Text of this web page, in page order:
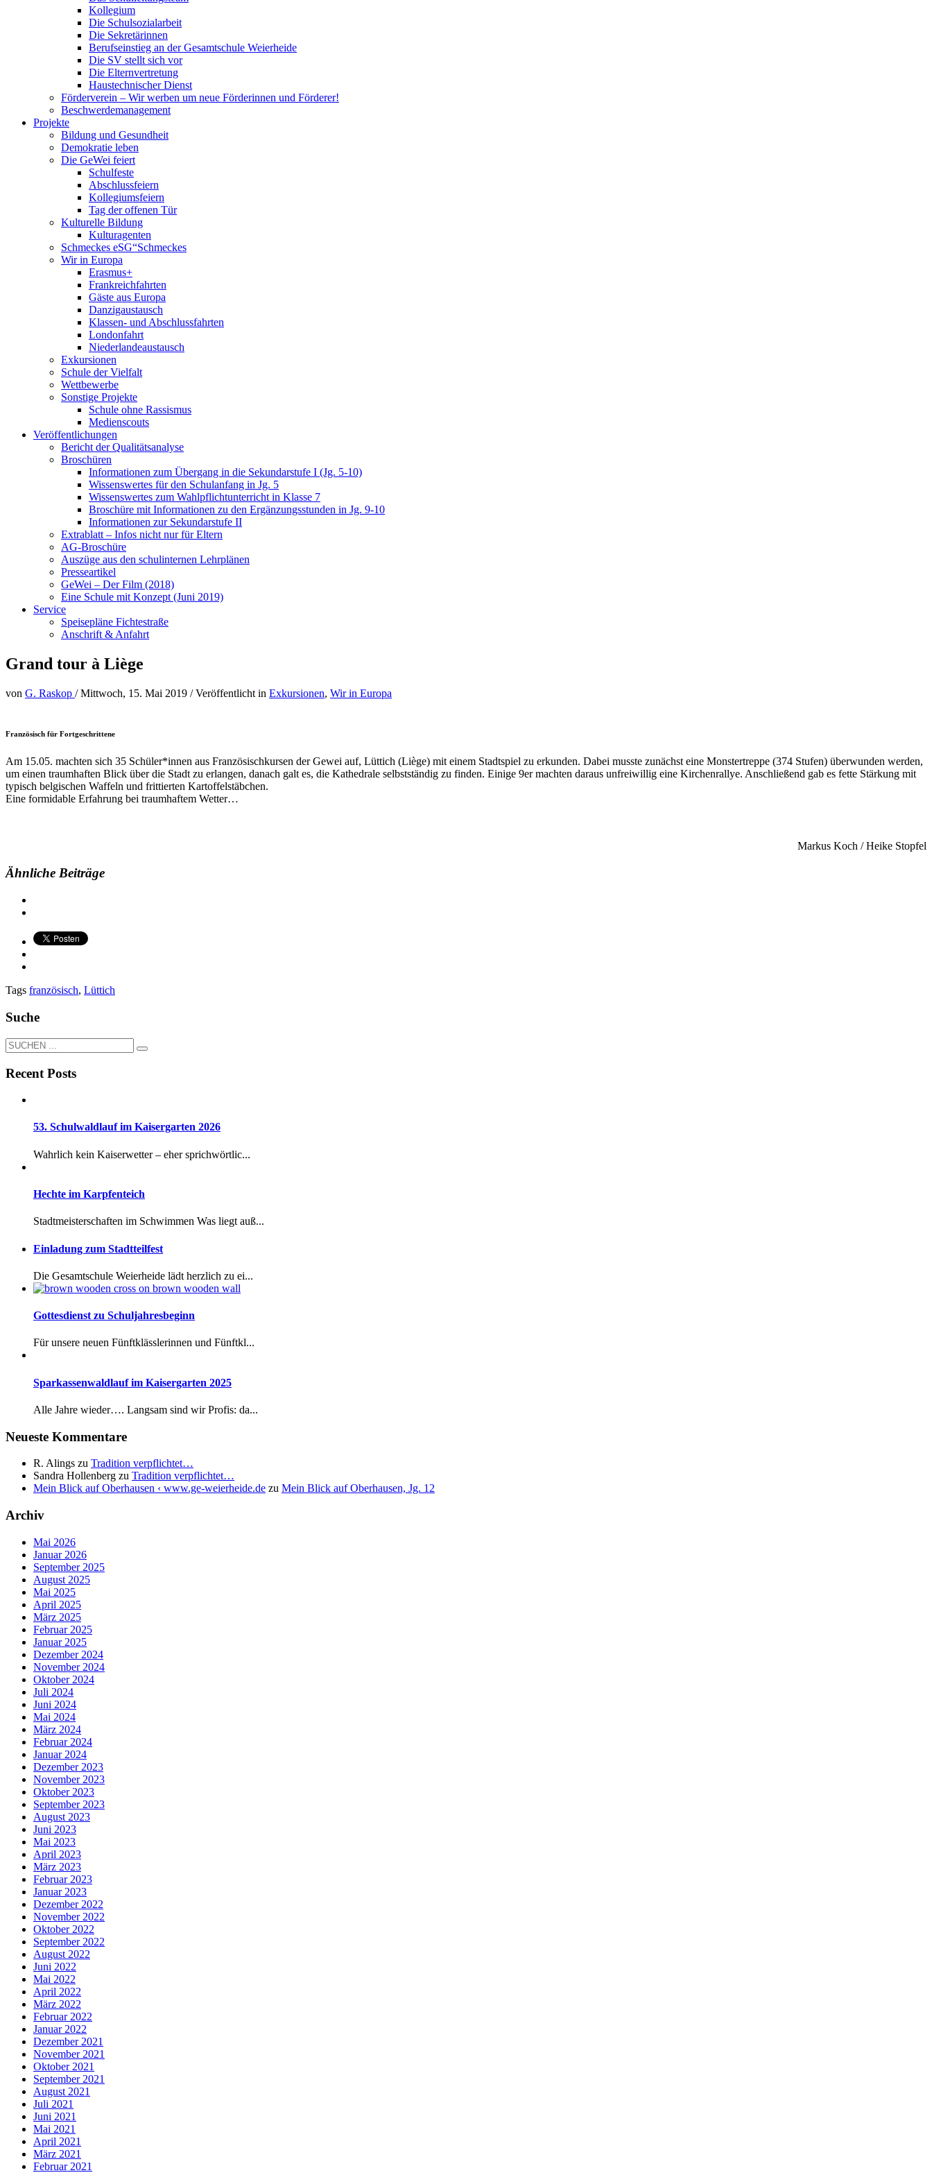
Kollegium
Die Schulsozialarbeit
Die Sekretärinnen
Berufseinstieg an der Gesamtschule Weierheide
Die SV stellt sich vor
Die Elternvertretung
Haustechnischer Dienst
Förderverein – Wir werben um neue Förderinnen und Förderer!
Beschwerdemanagement
Projekte
Bildung und Gesundheit
Demokratie leben
Die GeWei feiert
Schulfeste
Abschlussfeiern
Kollegiumsfeiern
Tag der offenen Tür
Kulturelle Bildung
Kulturagenten
Schmeckes eSG“Schmeckes
Wir in Europa
Erasmus+
Frankreichfahrten
Gäste aus Europa
Danzigaustausch
Klassen- und Abschlussfahrten
Londonfahrt
Niederlandeaustausch
Exkursionen
Schule der Vielfalt
Wettbewerbe
Sonstige Projekte
Schule ohne Rassismus
Medienscouts
Veröffentlichungen
Bericht der Qualitätsanalyse
Broschüren
Informationen zum Übergang in die Sekundarstufe I (Jg. 5-10)
Wissenswertes für den Schulanfang in Jg. 5
Wissenswertes zum Wahlpflichtunterricht in Klasse 7
Broschüre mit Informationen zu den Ergänzungsstunden in Jg. 9-10
Informationen zur Sekundarstufe II
Extrablatt – Infos nicht nur für Eltern
AG-Broschüre
Auszüge aus den schulinternen Lehrplänen
Presseartikel
GeWei – Der Film (2018)
Eine Schule mit Konzept (Juni 2019)
Service
Speisepläne Fichtestraße
Anschrift & Anfahrt
Grand tour à Liège
von G. Raskop /Mittwoch, 15. Mai 2019 /Veröffentlicht in Exkursionen, Wir in Europa
Französisch für Fortgeschrittene
Am 15.05. machten sich 35 Schüler*innen aus Französischkursen der Gewei auf, Lüttich (Liège) mit einem Stadtspiel zu erkunden. Dabei musste zunächst eine Monstertreppe (374 Stufen) überwunden werden,
um einen traumhaften Blick über die Stadt zu erlangen, danach galt es, die Kathedrale selbstständig zu finden. Einige 9er machten daraus unfreiwillig eine Kirchenrallye. Anschließend gab es fette Stärkung mit
typisch belgischen Waffeln und frittierten Kartoffelstäbchen.
Eine formidable Erfahrung bei traumhaftem Wetter…
Markus Koch / Heike Stopfel
Ähnliche Beiträge
Tags französisch, Lüttich
Suche
Recent Posts
53. Schulwaldlauf im Kaisergarten 2026
Wahrlich kein Kaiserwetter – eher sprichwörtlic...
Hechte im Karpfenteich
Stadtmeisterschaften im Schwimmen Was liegt auß...
Einladung zum Stadtteilfest
Die Gesamtschule Weierheide lädt herzlich zu ei...
Gottesdienst zu Schuljahresbeginn
Für unsere neuen Fünftklässlerinnen und Fünftkl...
Sparkassenwaldlauf im Kaisergarten 2025
Alle Jahre wieder…. Langsam sind wir Profis: da...
Neueste Kommentare
R. Alings zu Tradition verpflichtet…
Sandra Hollenberg zu Tradition verpflichtet…
Mein Blick auf Oberhausen ‹ www.ge-weierheide.de zu Mein Blick auf Oberhausen, Jg. 12
Archiv
Mai 2026
Januar 2026
September 2025
August 2025
Mai 2025
April 2025
März 2025
Februar 2025
Januar 2025
Dezember 2024
November 2024
Oktober 2024
Juli 2024
Juni 2024
Mai 2024
März 2024
Februar 2024
Januar 2024
Dezember 2023
November 2023
Oktober 2023
September 2023
August 2023
Juni 2023
Mai 2023
April 2023
März 2023
Februar 2023
Januar 2023
Dezember 2022
November 2022
Oktober 2022
September 2022
August 2022
Juni 2022
Mai 2022
April 2022
März 2022
Februar 2022
Januar 2022
Dezember 2021
November 2021
Oktober 2021
September 2021
August 2021
Juli 2021
Juni 2021
Mai 2021
April 2021
März 2021
Februar 2021